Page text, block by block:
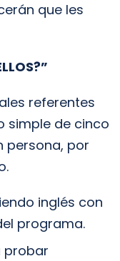
que les
referentes
simple de cinco
persona, por
inglés con
programa.
probar